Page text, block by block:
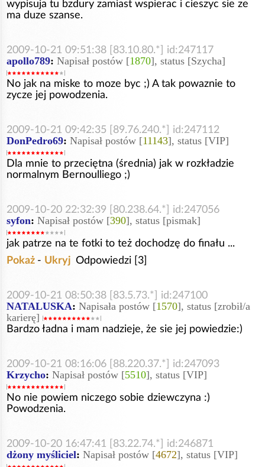
wypisuja tu bzdury zamiast wspierac i cieszyc sie ze
ma duze szanse.
2009-10-21 09:51:38 [83.10.80.*] id:247117
apollo789: Napisał postów [1870], status [Szycha]
No jak na miske to moze byc ;) A tak powaznie to
zycze jej powodzenia.
2009-10-21 09:42:35 [89.76.240.*] id:247112
DonPedro69: Napisał postów [11143], status [VIP]
Dla mnie to przeciętna (średnia) jak w rozkładzie
normalnym Bernoulliego ;)
2009-10-20 22:32:39 [80.238.64.*] id:247056
syfon: Napisał postów [390], status [pismak]
jak patrze na te fotki to też dochodzę do finału ...
Pokaż - Ukryj Odpowiedzi [3]
2009-10-21 08:50:38 [83.5.73.*] id:247100
NATALUSKA: Napisała postów [1570], status [zrobił/a
karierę]
Bardzo ładna i mam nadzieje, że sie jej powiedzie:)
2009-10-21 08:16:06 [88.220.37.*] id:247093
Krzycho: Napisał postów [5510], status [VIP]
No nie powiem niczego sobie dziewczyna :)
Powodzenia.
2009-10-20 16:47:41 [83.22.74.*] id:246871
dżony myśliciel: Napisał postów [4672], status [VIP]